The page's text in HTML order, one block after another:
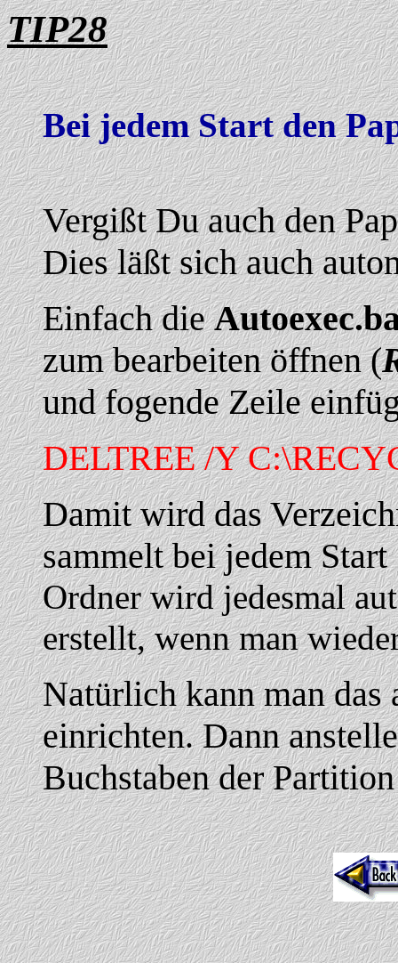
TIP28
Bei jedem Start den
Vergißt Du auch den
Dies läßt sich auch
Einfach die
zum bearbeiten öffnen (
und fogende Zeile
DELTREE /Y
Damit wird das
sammelt bei jedem
Ordner wird jedesmal
erstellt, wenn man
Natürlich kann man das
einrichten. Dann
Buchstaben der